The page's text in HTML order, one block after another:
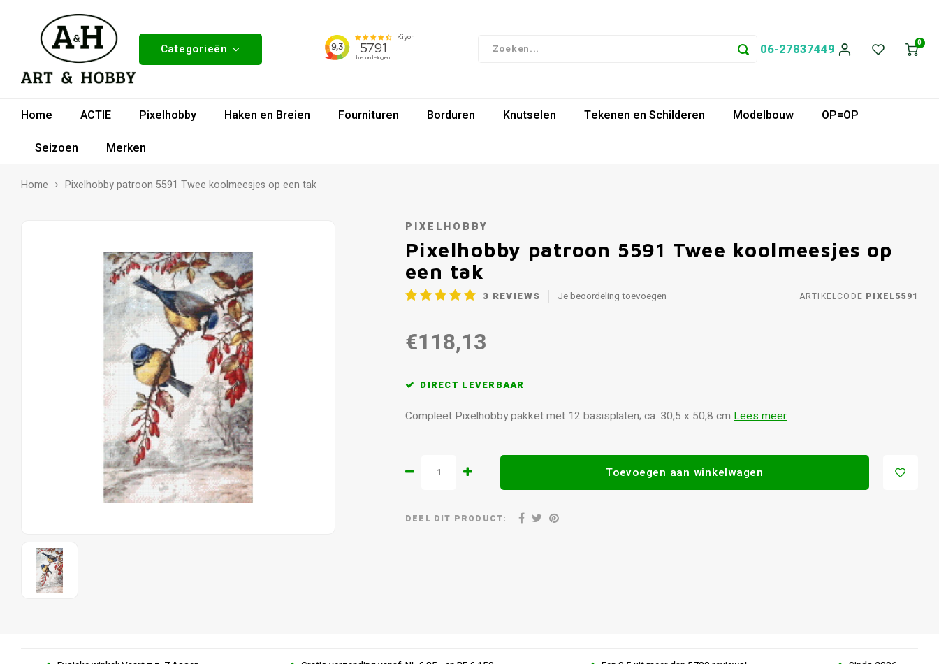
Categorieën 06-27837449 0
Home ACTIE Pixelhobby Haken en Breien Fournituren Borduren Knutselen Tekenen en Schilderen Modelbouw
OP=OP
Seizoen
Merken
Home Pixelhobby patroon 5591 Twee koolmeesjes op een tak
PIXELHOBBY
Pixelhobby patroon 5591 Twee koolmeesjes op
een tak
3 REVIEWS Je beoordeling toevoegen ARTIKELCODE PIXEL5591
€118,13
DIRECT LEVERBAAR
Compleet Pixelhobby pakket met 12 basisplaten; ca. 30,5 x 50,8 cm Lees meer
Toevoegen aan winkelwagen
DEEL DIT PRODUCT: